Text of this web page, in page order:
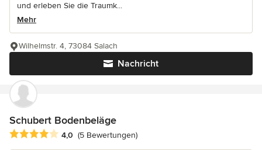
und erleben Sie die Traumk...
Mehr
Nachricht
Wilhelmstr. 4, 73084 Salach
Schubert Bodenbeläge
Durchschnittliche Bewertung: 4 von 5 Sternen
4,0 (5 Bewertungen)